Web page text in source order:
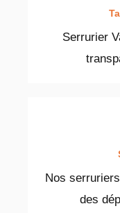
Serrurier
Nos
des